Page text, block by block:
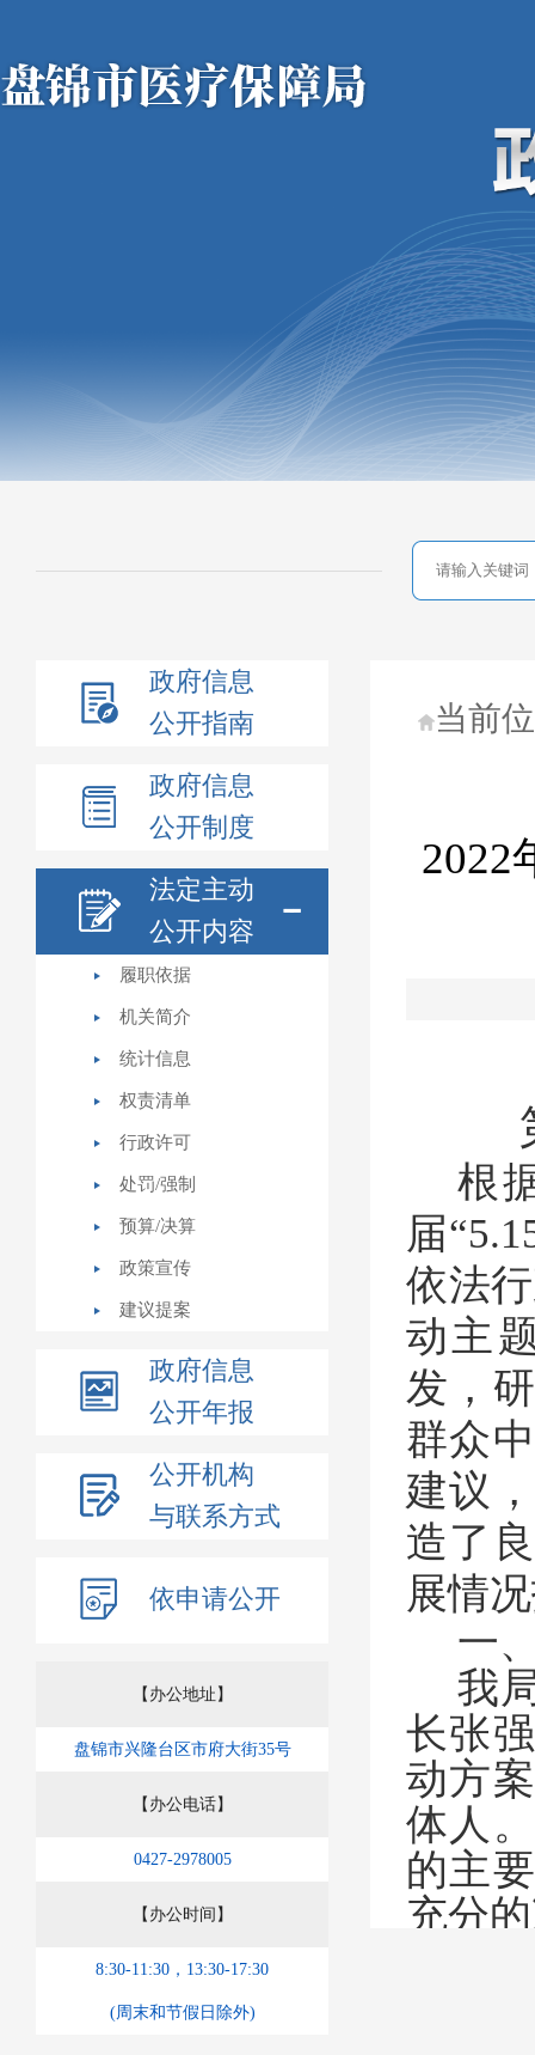
政府信息
公开指南
政府信息
公开制度
法定主动
公开内容
履职依据
机关简介
统计信息
权责清单
行政许可
处罚/强制
预算/决算
政策宣传
建议提案
政府信息
公开年报
公开机构
与联系方式
依申请公开
【办公地址】
盘锦市兴隆台区市府大街35号
【办公电话】
0427-2978005
【办公时间】
8:30-11:30，13:30-17:30
(周末和节假日除外)
当前
2022
根
届
依法
动主
发，
群众
建议
造了
展情
一
我
长张
动方
体人
的主
充分